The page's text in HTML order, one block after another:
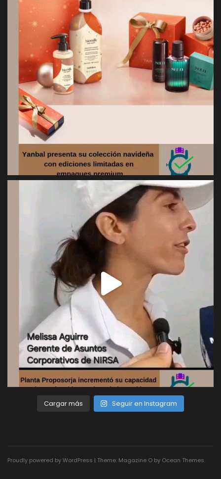
Cargar más Seguir en Instagram
Proudly powered by WordPress | Theme: Magazine O by Ocean Themes.